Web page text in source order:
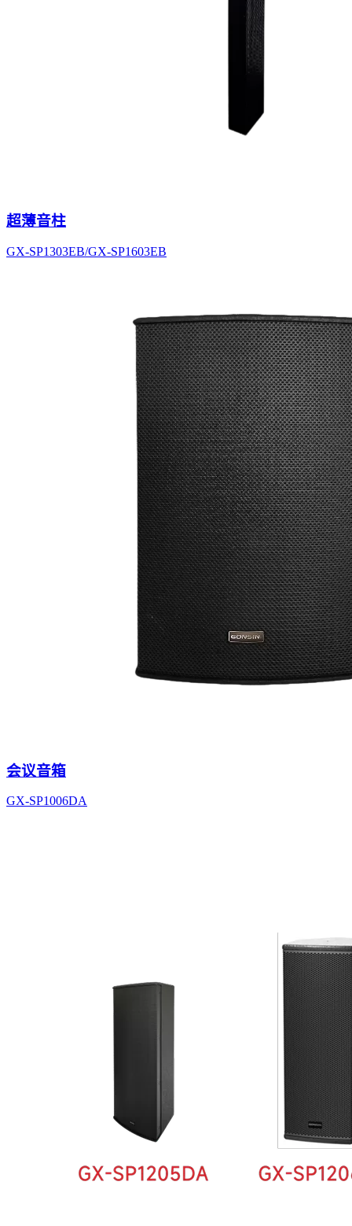
超薄音柱
GX-SP1303EB/GX-SP1603EB
会议音箱
GX-SP1006DA